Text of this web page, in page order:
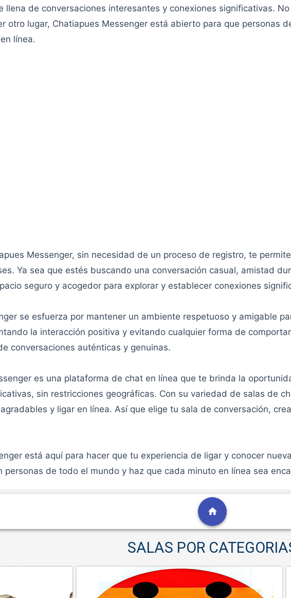
Medellín✔
2✔
llena de conversaciones interesantes y conexiones significativas.
otro lugar, Chatiapues Messenger está abierto para que
línea.
Messenger, sin necesidad de un proceso de registro, te
Ya sea que estés buscando una conversación casual, amistad
seguro y acogedor para explorar y establecer conexiones
se esfuerza por mantener un ambiente respetuoso y amigable
la interacción positiva y evitando cualquier forma de
conversaciones auténticas y genuinas.
es una plataforma de chat en línea que te brinda la
sin restricciones geográficas. Con su variedad de salas de
y ligar en línea. Así que elige tu sala de conversación,
está aquí para hacer que tu experiencia de ligar y conocer
de todo el mundo y haz que cada minuto en línea sea
home
SALAS POR